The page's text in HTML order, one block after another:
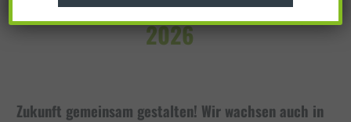
AKTUELLE STELLENANGEBOTE - Q2 /
2026
Zukunft gemeinsam gestalten! Wir wachsen auch in